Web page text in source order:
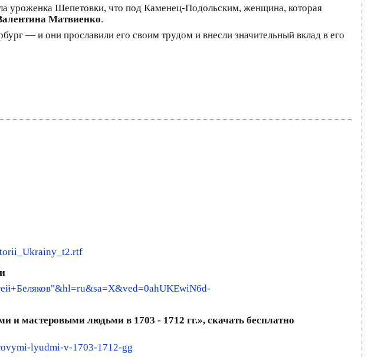
уроженка Шепетовки, что под Каменец-Подольским, женщина, которая
Матвиенко.
— и они прославили его своим трудом и внесли значительный вклад в его
и мастеровыми людьми в 1703 - 1712 гг.», скачать бесплатно
lyudmi-v-1703-1712-gg